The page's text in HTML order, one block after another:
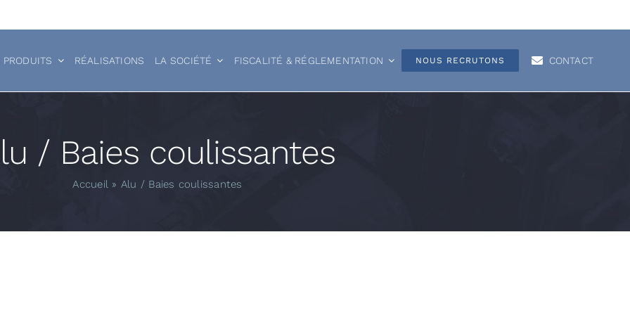
PRODUITS RÉALISATIONS LA SOCIÉTÉ FISCALITÉ & RÉGLEMENTATION NOUS RECRUTONS CONTACT
/ Baies coulissantes
Accueil » Alu / Baies coulissantes